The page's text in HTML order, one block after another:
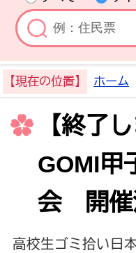
【現在の位置】 ホーム
【終了
GOMI
会 開催
高校生ゴミ拾い日